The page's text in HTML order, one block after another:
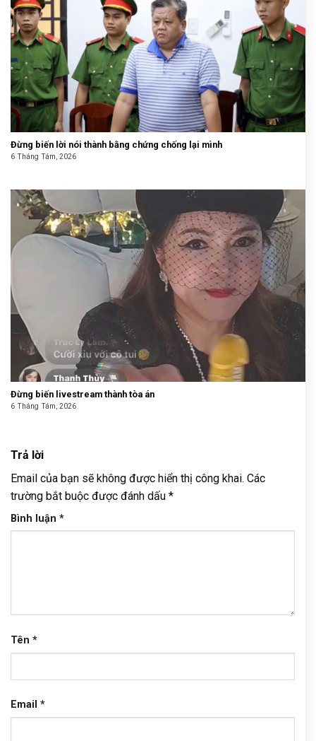
Đừng biến lời nói thành bằng chứng chống lại mình
6 Tháng Tám, 2026
Đừng biến livestream thành tòa án
6 Tháng Tám, 2026
Trả lời
Email của bạn sẽ không được hiển thị công khai. Các
trường bắt buộc được đánh dấu *
Bình luận *
Tên *
Email *